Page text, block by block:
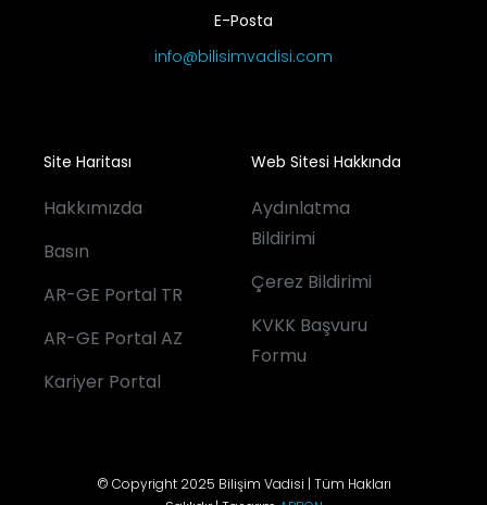
E-Posta
info@bilisimvadisi.com
Site Haritası
Hakkımızda
Basın
AR-GE Portal TR
AR-GE Portal AZ
Kariyer Portal
Web Sitesi Hakkında
Aydınlatma
Bildirimi
Çerez Bildirimi
KVKK Başvuru
Formu
© Copyright 2025 Bilişim Vadisi | Tüm Hakları